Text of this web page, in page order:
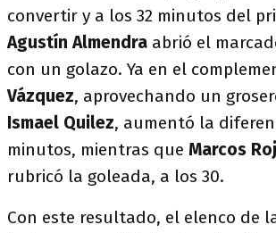
convertir y a los 32 minutos del
Agustín Almendra abrió el
con un golazo. Ya en el
Vázquez, aprovechando un
Ismael Quilez, aumentó la
minutos, mientras que Marcos
rubricó la goleada, a los 30.
Con este resultado, el elenco de